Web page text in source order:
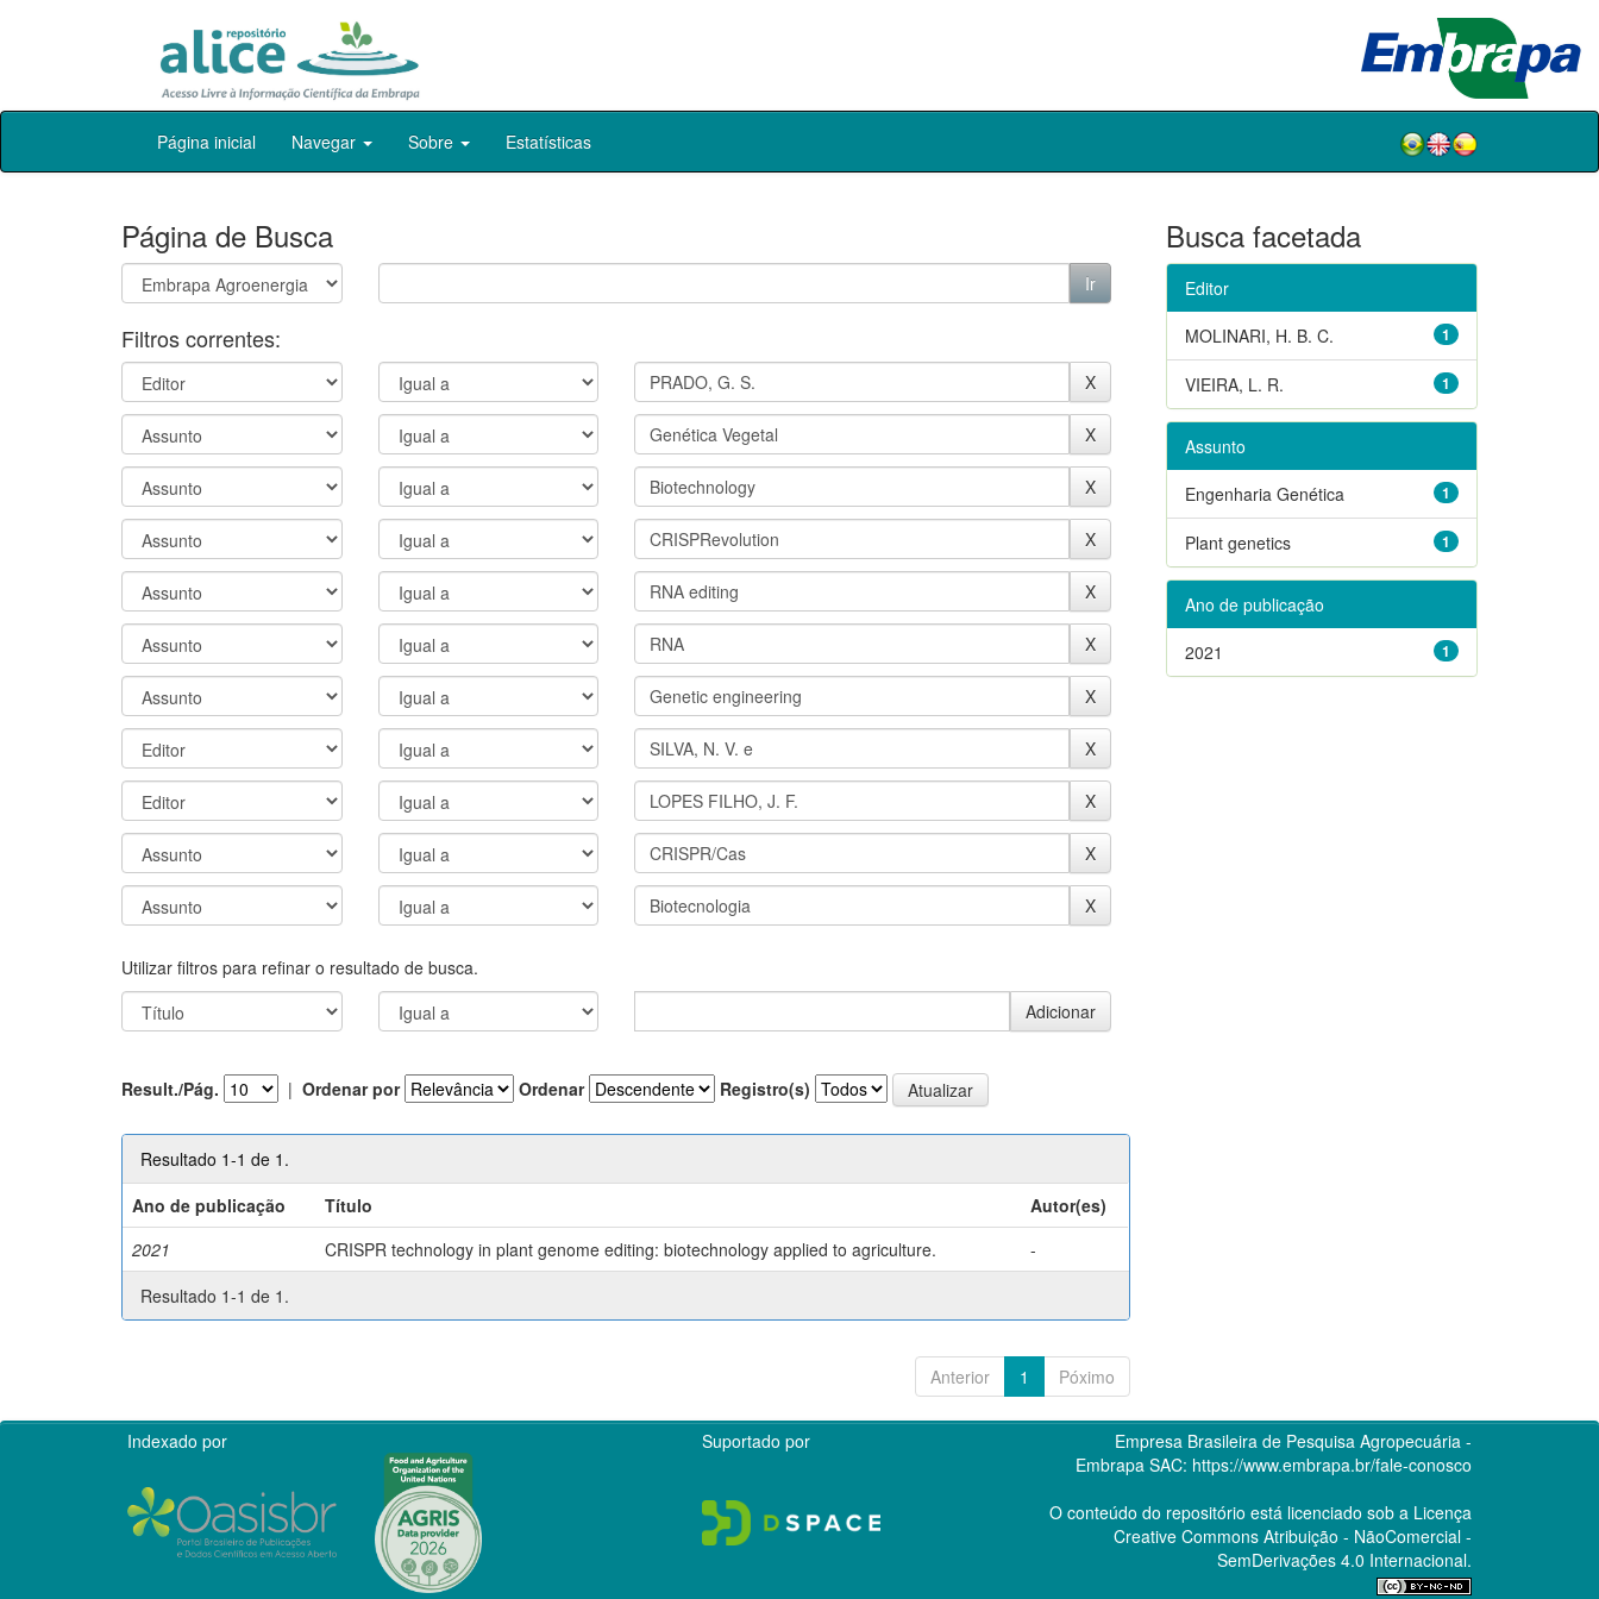
Skip
Página inicial Navegar Sobre Estatísticas
Página de Busca
Filtros correntes:
Utilizar filtros para refinar o resultado de busca.
Result./Pág. | Ordenar por Ordenar Registro(s)
Resultado 1-1 de 1.
Ano de publicação
Título
Autor(es)
2021
CRISPR technology in plant genome editing: biotechnology applied to agriculture.
-
Resultado 1-1 de 1.
Anterior 1 Póximo
Busca facetada
Editor
1
MOLINARI, H. B. C.
1
VIEIRA, L. R.
Assunto
1
Engenharia Genética
1
Plant genetics
Ano de publicação
1
2021
Indexado por Suportado por
Empresa Brasileira de Pesquisa Agropecuária -
Embrapa SAC: https://www.embrapa.br/fale-conosco
O conteúdo do repositório está licenciado sob a Licença
Creative CommonsAtribuição - NãoComercial -
SemDerivações 4.0 Internacional.